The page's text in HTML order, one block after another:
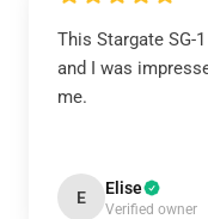
This Stargate SG-
and I was
me.
E Elise
Verified owner